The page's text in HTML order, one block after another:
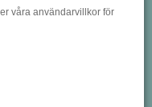
våra användarvillkor för